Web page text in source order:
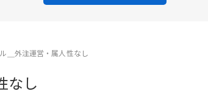
＿外注運営・属人性なし
なし